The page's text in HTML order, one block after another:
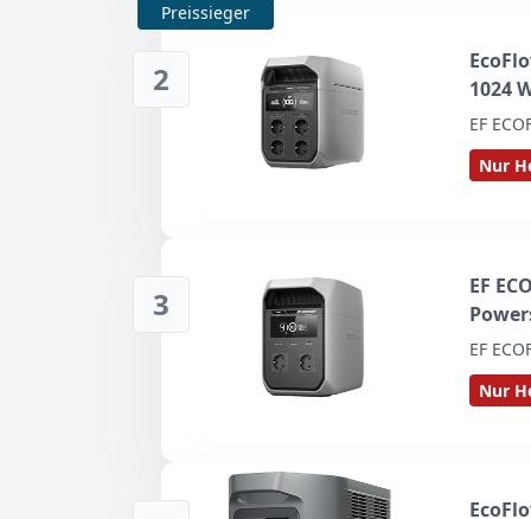
2
Preissieger
1024
EF
Nur
3
EF
W AC
EF
Nur